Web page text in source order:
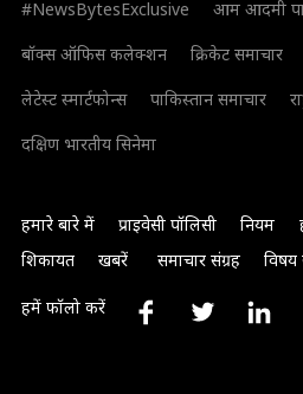
#NewsBytesExclusive
आम आदमी
बॉक्स ऑफिस कलेक्शन
क्रिकेट समाचार
लेटेस्ट स्मार्टफोन्स
पाकिस्तान समाचार
दक्षिण भारतीय सिनेमा
हमारे बारे में प्राइवेसी पॉलिसी नियम
शिकायत
खबरें समाचार संग्रह विषय
हमें फॉलो करें